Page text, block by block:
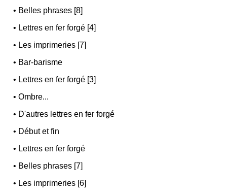
• Belles phrases [8]
• Lettres en fer forgé [4]
• Les imprimeries [7]
• Bar-barisme
• Lettres en fer forgé [3]
•Ombre...
• D'autres lettres en fer forgé
• Début et fin
• Lettres en fer forgé
• Belles phrases [7]
• Les imprimeries [6]